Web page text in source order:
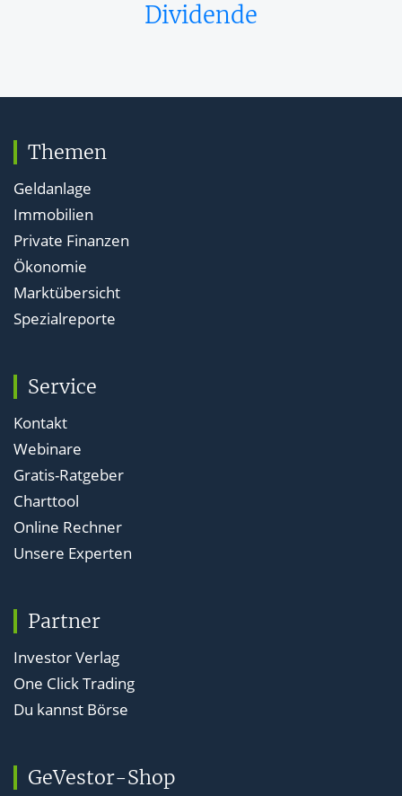
Dividende
Themen
Geldanlage
Immobilien
Private Finanzen
Ökonomie
Marktübersicht
Spezialreporte
Service
Kontakt
Webinare
Gratis-Ratgeber
Charttool
Online Rechner
Unsere Experten
Partner
Investor Verlag
One Click Trading
Du kannst Börse
GeVestor-Shop